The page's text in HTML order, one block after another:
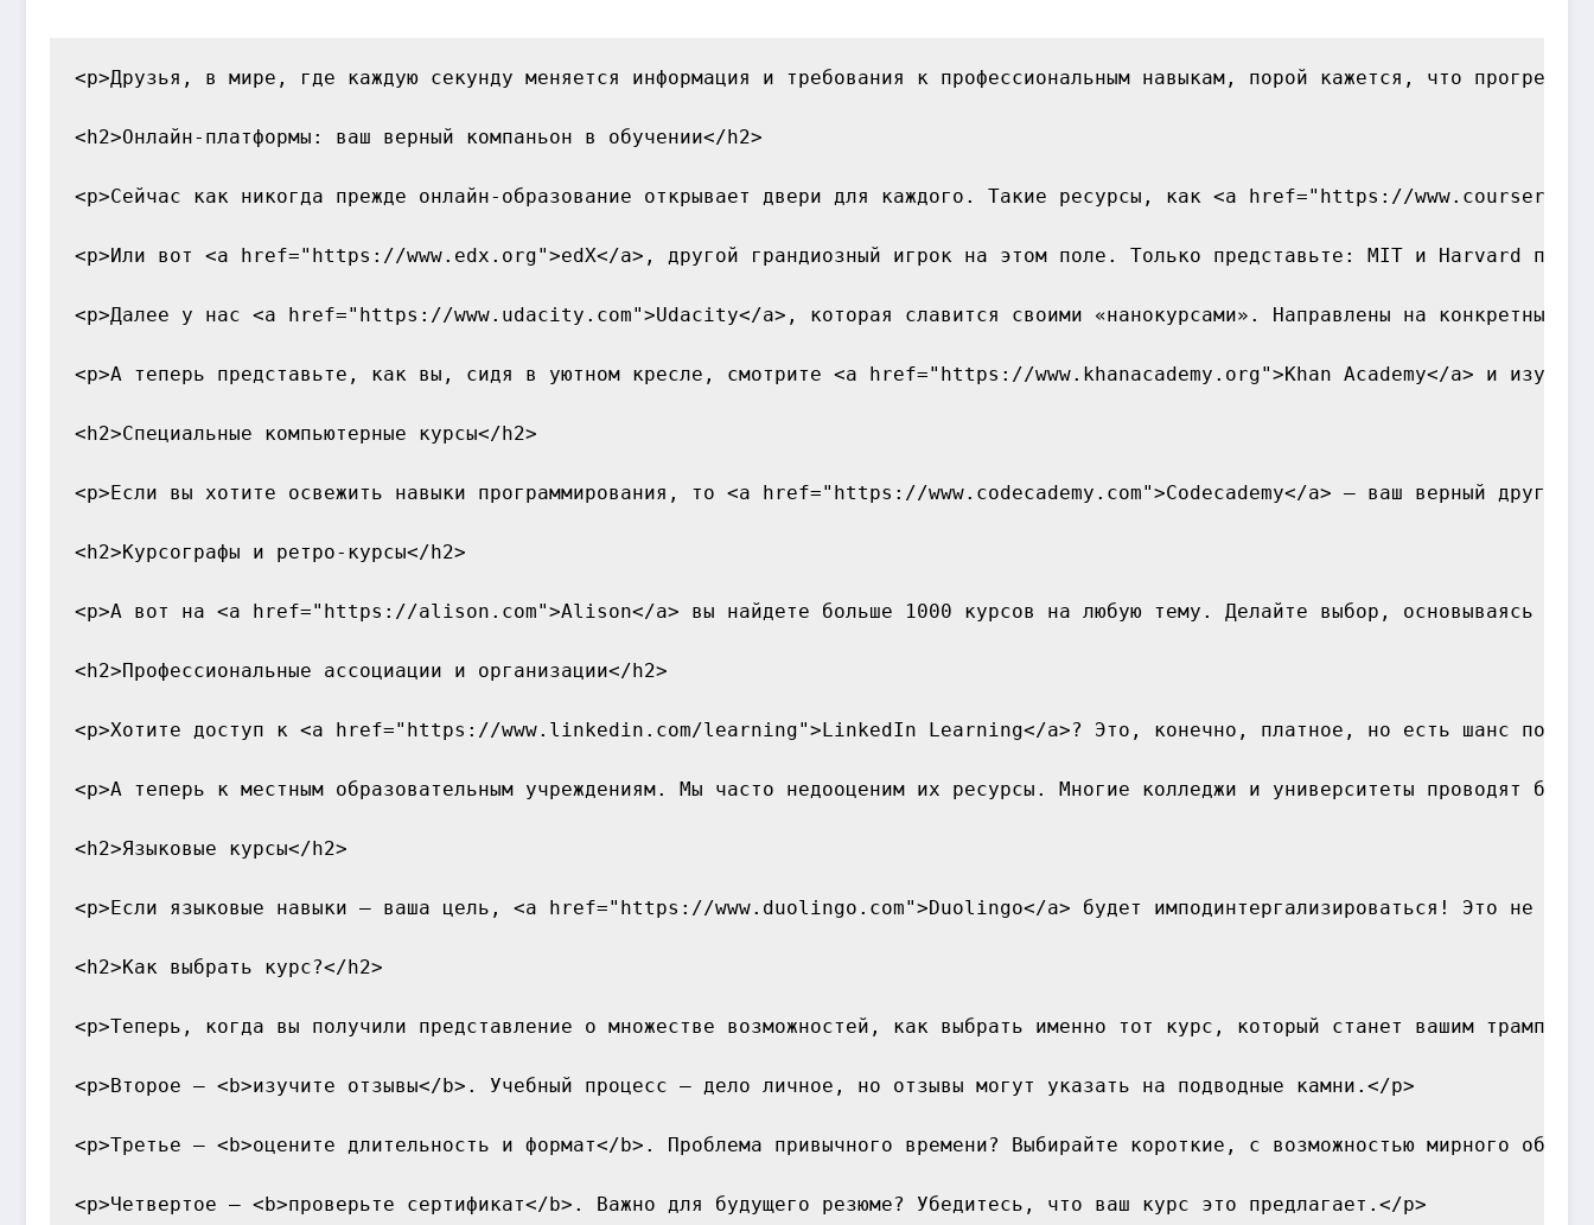
<p>Друзья, в мире, где каждую секунду меняется информация и требования к профессиональным навыкам, порой кажется, что
<h2>Онлайн-платформы: ваш верный компаньон в обучении</h2>
<p>Сейчас как никогда прежде онлайн-образование открывает двери для каждого. Такие ресурсы, как <a href="https://
<p>Или вот <a href="https://www.edx.org">edX</a>, другой грандиозный игрок на этом поле. Только представьте: MIT и Harvard
<p>Далее у нас <a href="https://www.udacity.com">Udacity</a>, которая славится своими «нанокурсами». Направлены на конкретные
<p>А теперь представьте, как вы, сидя в уютном кресле, смотрите <a href="https://www.khanacademy.org">Khan Academy</a> и
<h2>Специальные компьютерные курсы</h2>
<p>Если вы хотите освежить навыки программирования, то <a href="https://www.codecademy.com">Codecademy</a> — ваш верный
<h2>Курсографы и ретро-курсы</h2>
<p>А вот на <a href="https://alison.com">Alison</a> вы найдете больше 1000 курсов на любую тему. Делайте выбор, основываясь на
<h2>Профессиональные ассоциации и организации</h2>
<p>Хотите доступ к <a href="https://www.linkedin.com/learning">LinkedIn Learning</a>? Это, конечно, платное, но есть шанс
<p>А теперь к местным образовательным учреждениям. Мы часто недооценим их ресурсы. Многие колледжи и университеты проводят
<h2>Языковые курсы</h2>
<p>Если языковые навыки — ваша цель, <a href="https://www.duolingo.com">Duolingo</a> будет имподинтергализироваться! Это не
<h2>Как выбрать курс?</h2>
<p>Теперь, когда вы получили представление о множестве возможностей, как выбрать именно тот курс, который станет вашим
<p>Второе — <b>изучите отзывы</b>. Учебный процесс — дело личное, но отзывы могут указать на подводные камни.</p>
<p>Третье — <b>оцените длительность и формат</b>. Проблема привычного времени? Выбирайте короткие, с возможностью мирного
<p>Четвертое — <b>проверьте сертификат</b>. Важно для будущего резюме? Убедитесь, что ваш курс это предлагает.</p>